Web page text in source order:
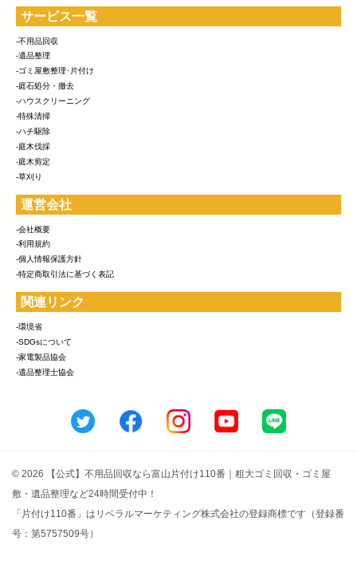
サービス一覧
-不用品回収
-遺品整理
-ゴミ屋敷整理･片付け
-庭石処分・撤去
-ハウスクリーニング
-特殊清掃
-ハチ駆除
-庭木伐採
-庭木剪定
-草刈り
運営会社
-会社概要
-利用規約
-個人情報保護方針
-特定商取引法に基づく表記
関連リンク
-環境省
-SDGsについて
-家電製品協会
-遺品整理士協会
© 2026 【公式】不用品回収なら富山片付け110番｜粗大ゴミ回収・ゴミ屋
敷・遺品整理など24時間受付中！
「片付け110番」はリベラルマーケティング株式会社の登録商標です（登録番
号：第5757509号）